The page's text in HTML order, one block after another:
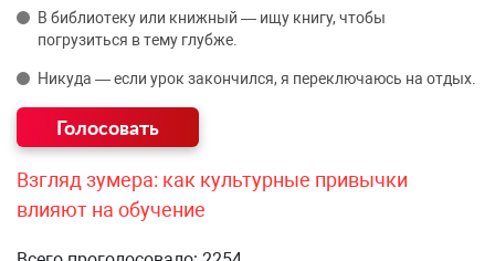
В библиотеку или книжный — ищу книгу, чтобы
погрузиться в тему глубже.
Никуда — если урок закончился, я переключаюсь на отдых.
Взгляд зумера: как культурные привычки
влияют на обучение